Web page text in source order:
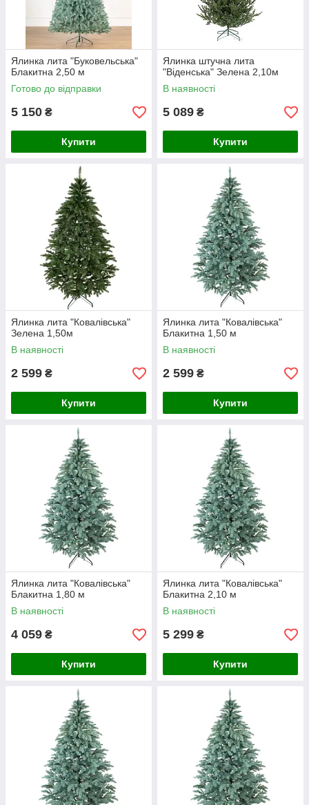
Ялинка лита "Буковельська"
Блакитна 2,50 м
Готово до відправки
5 150 ₴
Купити
Ялинка штучна лита
"Віденська" Зелена 2,10м
В наявності
5 089 ₴
Купити
Ялинка лита "Ковалівська"
Зелена 1,50м
В наявності
2 599 ₴
Купити
Ялинка лита "Ковалівська"
Блакитна 1,50 м
В наявності
2 599 ₴
Купити
Ялинка лита "Ковалівська"
Блакитна 1,80 м
В наявності
4 059 ₴
Купити
Ялинка лита "Ковалівська"
Блакитна 2,10 м
В наявності
5 299 ₴
Купити